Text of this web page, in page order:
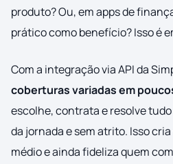
produto? Ou, em apps de
prático como benefício? Isso é
Com a integração via API da
coberturas variadas em
escolhe, contrata e resolve
da jornada e sem atrito. Isso
médio e ainda fideliza quem